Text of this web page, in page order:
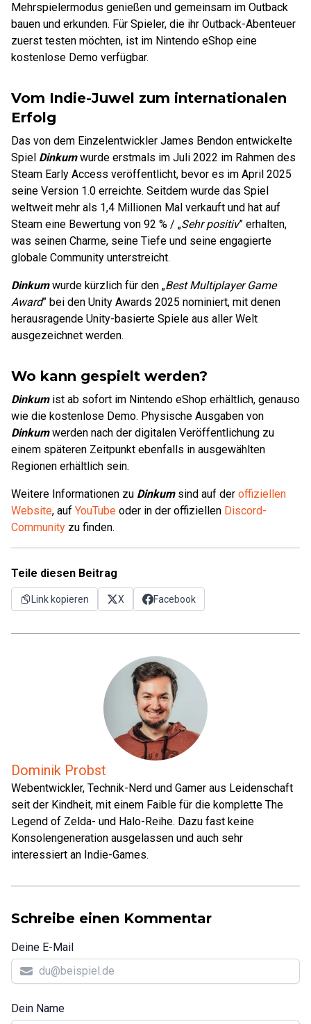
Mehrspielermodus genießen und gemeinsam im Outback
bauen und erkunden. Für Spieler, die ihr Outback-Abenteuer
zuerst testen möchten, ist im Nintendo eShop eine
kostenlose Demo verfügbar.
Vom Indie-Juwel zum internationalen
Erfolg
Das von dem Einzelentwickler James Bendon entwickelte
Spiel Dinkumwurde erstmals im Juli 2022 im Rahmen des
Steam Early Access veröffentlicht, bevor es im April 2025
seine Version 1.0 erreichte. Seitdem wurde das Spiel
weltweit mehr als 1,4 Millionen Mal verkauft und hat auf
Steam eine Bewertung von 92 % / „Sehr positiv” erhalten,
was seinen Charme, seine Tiefe und seine engagierte
globale Community unterstreicht.
Dinkumwurde kürzlich für den „Best Multiplayer Game
Award” bei den Unity Awards 2025 nominiert, mit denen
herausragende Unity-basierte Spiele aus aller Welt
ausgezeichnet werden.
Wo kann gespielt werden?
Dinkum ist ab sofort im Nintendo eShop erhältlich, genauso
wie die kostenlose Demo. Physische Ausgaben von
Dinkumwerden nach der digitalen Veröffentlichung zu
einem späteren Zeitpunkt ebenfalls in ausgewählten
Regionen erhältlich sein.
Weitere Informationen zu Dinkumsind auf der offiziellen
Website, auf YouTube oder in der offiziellen Discord-
Community zu finden.
Teile diesen Beitrag
Link kopieren X Facebook
Dominik Probst
Webentwickler, Technik-Nerd und Gamer aus Leidenschaft
seit der Kindheit, mit einem Faible für die komplette The
Legend of Zelda- und Halo-Reihe. Dazu fast keine
Konsolengeneration ausgelassen und auch sehr
interessiert an Indie-Games.
Schreibe einen Kommentar
Deine E-Mail
Dein Name